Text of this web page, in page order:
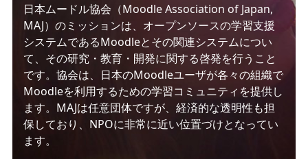
日本ムードル協会（Moodle Association of Japan,
MAJ）のミッションは、オープンソースの学習支援
システムであるMoodleとその関連システムについ
て、その研究・教育・開発に関する啓発を行うこと
です。協会は、日本のMoodleユーザが各々の組織で
Moodleを利用するための学習コミュニティを提供し
ます。MAJは任意団体ですが、経済的な透明性も担
保しており、NPOに非常に近い位置づけとなってい
ます。